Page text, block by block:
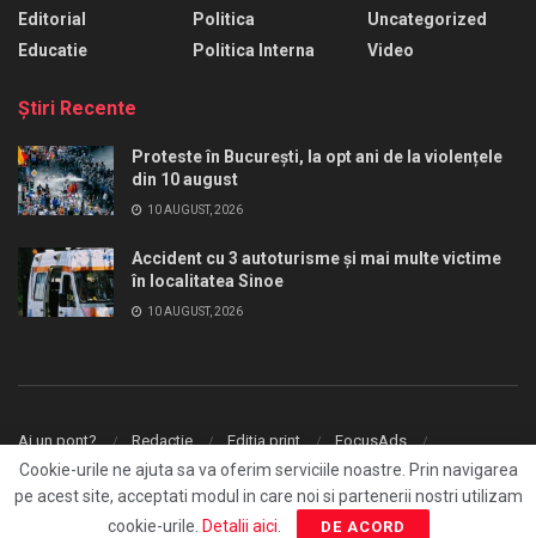
Editorial
Educatie
Politica
Politica Interna
Uncategorized
Video
Ştiri Recente
Proteste în București, la opt ani de la violențele
din 10 august
10 AUGUST, 2026
Accident cu 3 autoturisme și mai multe victime
în localitatea Sinoe
10 AUGUST, 2026
Ai un pont? Redactie Editia print
FocusAds
Agentie publicitate
FocusPress.ro Fresh Media.
Cookie-urile ne ajuta sa va oferim serviciile noastre. Prin navigarea
pe acest site, acceptati modul in care noi si partenerii nostri utilizam
cookie-urile. Detalii aici DE ACORD